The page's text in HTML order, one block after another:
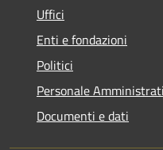
Uffici
Enti e fondazioni
Politici
Personale
Documenti e dati